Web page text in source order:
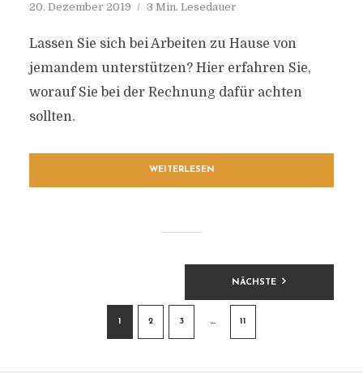
20. Dezember 2019 3 Min. Lesedauer
Lassen Sie sich bei Arbeiten zu Hause von
jemandem unterstützen? Hier erfahren Sie,
worauf Sie bei der Rechnung dafür achten
sollten.
WEITERLESEN
BEITRAGSNAVIGATION
1 2 3 … 11
NÄCHSTE